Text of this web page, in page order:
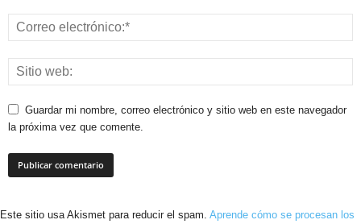
Guardar mi nombre, correo electrónico y sitio web en este navegador
la próxima vez que comente.
Este sitio usa Akismet para reducir el spam. Aprende cómo se procesan los